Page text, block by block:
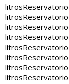
litros
litros
litros
litros
litros
litros
litros
litros